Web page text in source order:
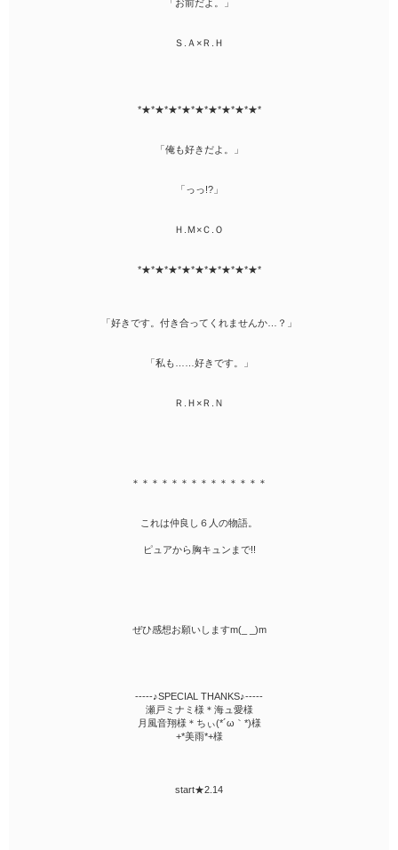
「お前だよ。」
Ｓ.Ａ×Ｒ.Ｈ
*★*★*★*★*★*★*★*★*★*
「俺も好きだよ。」
「っっ!?」
Ｈ.Ｍ×Ｃ.Ｏ
*★*★*★*★*★*★*★*★*★*
「好きです。付き合ってくれませんか…？」
「私も……好きです。」
Ｒ.Ｈ×Ｒ.Ｎ
＊＊＊＊＊＊＊＊＊＊＊＊＊＊
これは仲良し６人の物語。
ピュアから胸キュンまで!!
ぜひ感想お願いしますm(_ _)m
-----♪SPECIAL THANKS♪-----
瀬戸ミナミ様＊海ュ愛様
月風音翔様＊ちぃ(*´ω｀*)様
+*美雨*+様
start★2.14